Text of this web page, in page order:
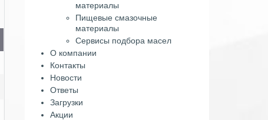
материалы
Пищевые смазочные
материалы
Сервисы подбора масел
О компании
Контакты
Новости
Ответы
Загрузки
Акции